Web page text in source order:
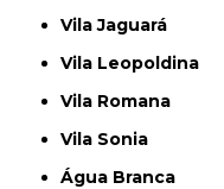
Vila Jaguará
Vila Leopoldina
Vila Romana
Vila Sonia
Água Branca